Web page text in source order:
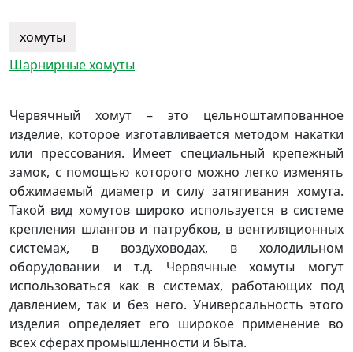
хомуты
Шарнирные хомуты
Червячный хомут – это цельноштампованное
изделие, которое изготавливается методом накатки
или прессования. Имеет специальный крепежный
замок, с помощью которого можно легко изменять
обжимаемый диаметр и силу затягивания хомута.
Такой вид хомутов широко используется в системе
крепления шлангов и патрубков, в вентиляционных
системах, в воздуховодах, в холодильном
оборудовании и т.д. Червячные хомуты могут
использоваться как в системах, работающих под
давлением, так и без него. Универсальность этого
изделия определяет его широкое применение во
всех сферах промышленности и быта.